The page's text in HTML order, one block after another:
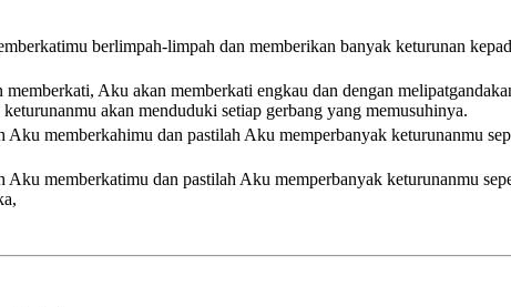
berlimpah-limpah dan memberikan banyak keturunan
memberkati, Aku akan memberkati engkau dan dengan
akan menduduki setiap gerbang yang memusuhinya.
Aku memberkahimu dan pastilah Aku memperbanyak keturunanmu
Aku memberkatimu dan pastilah Aku memperbanyak keturunanmu